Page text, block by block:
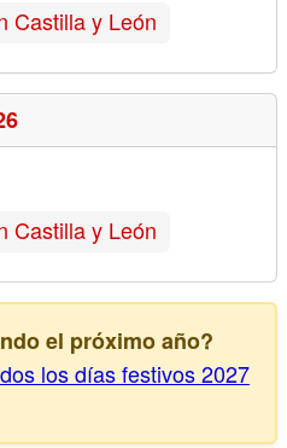
Castilla y León
Castilla y León
el próximo año?
los días festivos 2027